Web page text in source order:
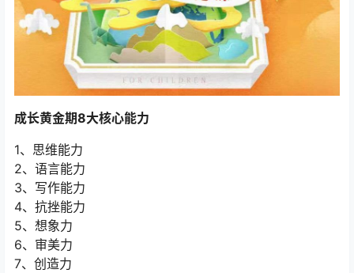
成长黄金期8大核心能力
1、思维能力
2、语言能力
3、写作能力
4、抗挫能力
5、想象力
6、审美力
7、创造力